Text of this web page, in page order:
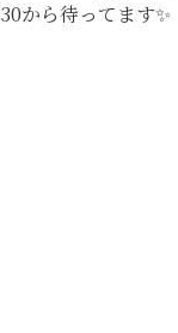
から待ってます✨